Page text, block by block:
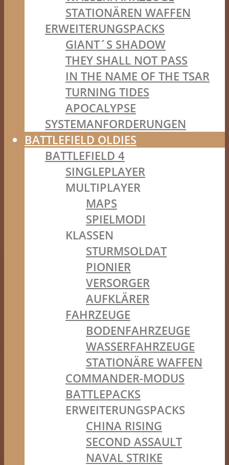
STATIONÄREN WAFFEN
ERWEITERUNGSPACKS
GIANT´S SHADOW
THEY SHALL NOT PASS
IN THE NAME OF THE TSAR
TURNING TIDES
APOCALYPSE
SYSTEMANFORDERUNGEN
BATTLEFIELD OLDIES
BATTLEFIELD 4
SINGLEPLAYER
MULTIPLAYER
MAPS
SPIELMODI
KLASSEN
STURMSOLDAT
PIONIER
VERSORGER
AUFKLÄRER
FAHRZEUGE
BODENFAHRZEUGE
WASSERFAHRZEUGE
STATIONÄRE WAFFEN
COMMANDER-MODUS
BATTLEPACKS
ERWEITERUNGSPACKS
CHINA RISING
SECOND ASSAULT
NAVAL STRIKE